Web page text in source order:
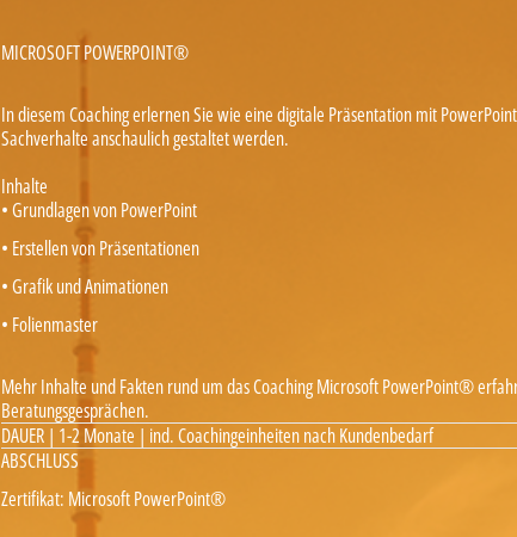
MICROSOFT POWERPOINT®
In diesem Coaching erlernen Sie wie eine digitale Präsentation mit
Sachverhalte anschaulich gestaltet werden.
Inhalte
• Grundlagen von PowerPoint
• Erstellen von Präsentationen
• Grafik und Animationen
• Folienmaster
Mehr Inhalte und Fakten rund um das Coaching Microsoft PowerPoint®
Beratungsgesprächen.
DAUER | 1-2 Monate | ind. Coachingeinheiten nach Kundenbedarf
ABSCHLUSS
Zertifikat: Microsoft PowerPoint®